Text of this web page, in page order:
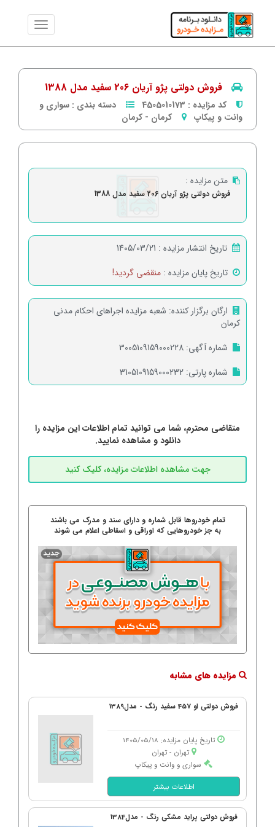
فروش دولتی پژو آریان 206 سفید مدل 1388
کد مزایده : 4505010173 دسته بندی : سواری و
وانت و پیکاپ
کرمان - كرمان
متن مزایده :
فروش دولتی پژو آریان 206 سفید مدل 1388
تاریخ انتشار مزایده : 1405/03/21
تاریخ پایان مزایده : منقضی گردید!
ارگان برگزار کننده: شعبه مزایده اجراهای احکام مدنی
کرمان
شماره آگهی: 3005109159000228
شماره پارتی: 3105109159000232
متقاضی محترم، شما می توانید تمام اطلاعات این مزایده را
دانلود و مشاهده نمایید.
تمام خودروها قابل شماره و دارای سند و مدرک می باشند
به جز خودروهایی که اوراقی و اسقاطی اعلام می شوند
مزایده های مشابه
فروش دولتی او 457 سفید رنگ - مدل1389
تاریخ پایان مزایده: 1405/05/18
تهران - تهران
سواری و وانت و پیکاپ
اطلاعات بیشتر
فروش دولتی پراید مشکی رنگ - مدل1384